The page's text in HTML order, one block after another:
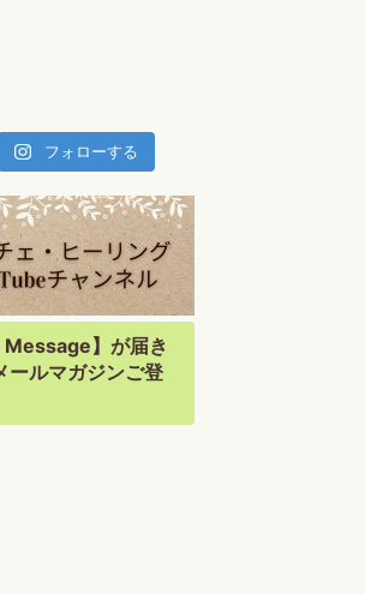
フォローする
Message】が届き
ールマガジンご登